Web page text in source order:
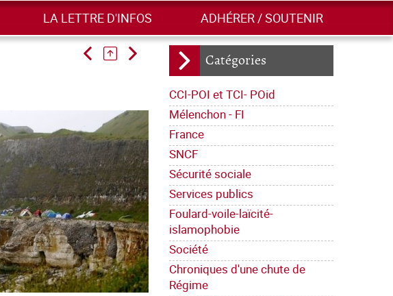
LA LETTRE D'INFOS ADHÉRER / SOUTENIR
Catégories
CCI-POI et TCI- POid
Mélenchon - FI
France
SNCF
Sécurité sociale
Services publics
Foulard-voile-laïcité-
islamophobie
Société
Chroniques d'une chute de
Régime